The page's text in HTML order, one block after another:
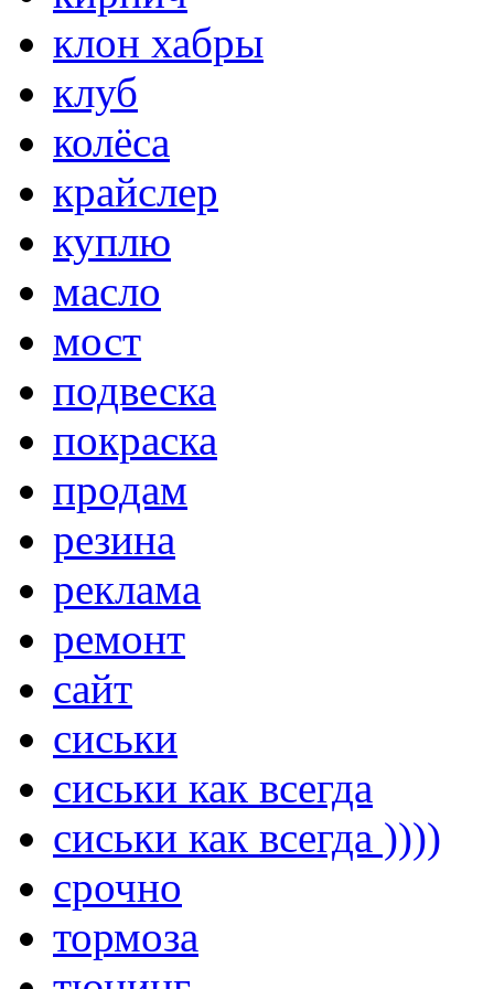
клон хабры
клуб
колёса
крайслер
куплю
масло
мост
подвеска
покраска
продам
резина
реклама
ремонт
сайт
сиськи
сиськи как всегда
сиськи как всегда ))))
срочно
тормоза